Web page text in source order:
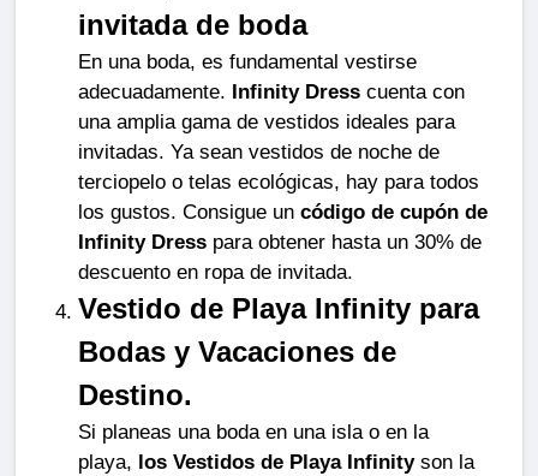
invitada de boda
En una boda, es fundamental vestirse
adecuadamente. Infinity Dress cuenta con
una amplia gama de vestidos ideales para
invitadas. Ya sean vestidos de noche de
terciopelo o telas ecológicas, hay para todos
los gustos. Consigue un código de cupón de
Infinity Dress para obtener hasta un 30% de
descuento en ropa de invitada.
Vestido de Playa Infinity para
Bodas y Vacaciones de
Destino.
Si planeas una boda en una isla o en la
playa, los Vestidos de Playa Infinity son la